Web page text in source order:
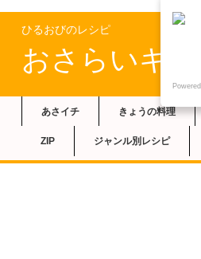
ひるおびのレシピ
おさらいキッ
あさイチ きょうの料理
ZIP ジャンル別レシピ